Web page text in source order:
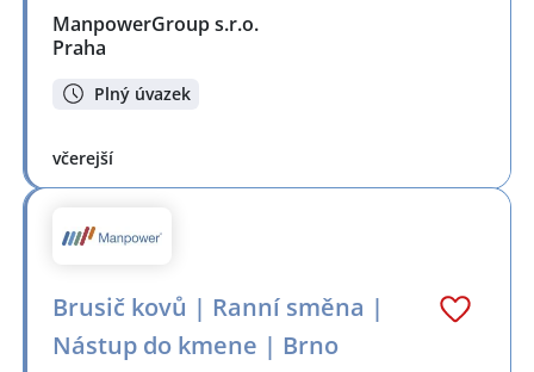
ManpowerGroup s.r.o.
Praha
Plný úvazek
včerejší
Brusič kovů | Ranní směna |
Nástup do kmene | Brno